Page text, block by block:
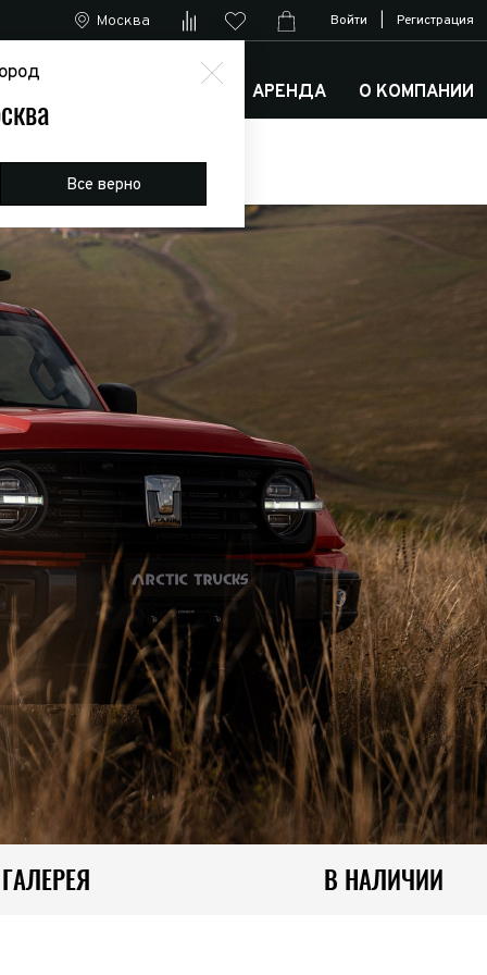
Москва
Все верно
Войти Регистрация
АРЕНДА О КОМПАНИИ
ГАЛЕРЕЯ В НАЛИЧИИ